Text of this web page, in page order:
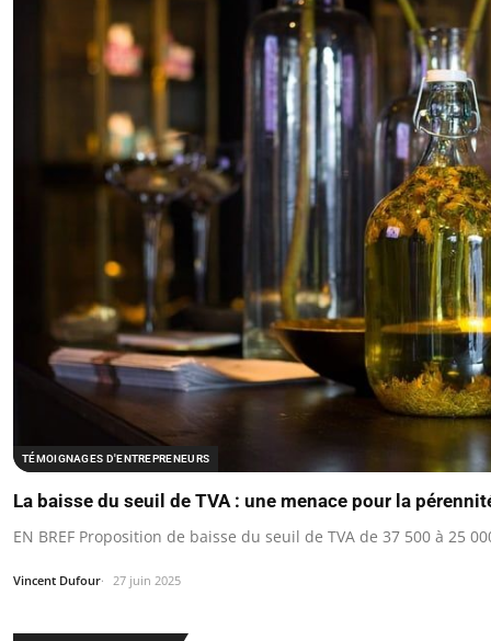
TÉMOIGNAGES D'ENTREPRENEURS
La baisse du seuil de TVA : une menace pour la
EN BREF Proposition de baisse du seuil de TVA de 37 500 à 25
Vincent Dufour 27 juin 2025